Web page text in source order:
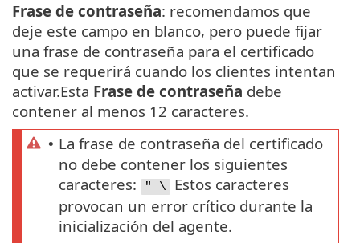
Frase de contraseña: recomendamos que
deje este campo en blanco, pero puede fijar
una frase de contraseña para el certificado
que se requerirá cuando los clientes intentan
activar.Esta Frase de contraseña debe
contener al menos 12 caracteres.
• La frase de contraseña del certificado
no debe contener los siguientes
caracteres:
" \
Estos caracteres
provocan un error crítico durante la
inicialización del agente.